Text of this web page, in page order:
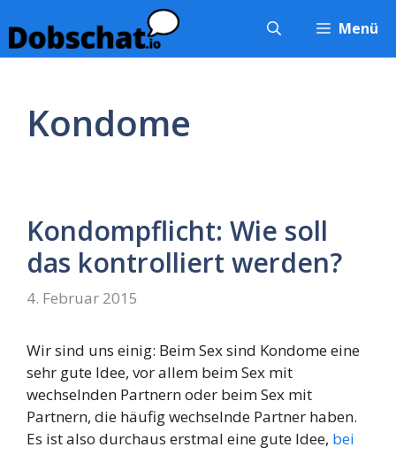
Inhalt
springen
Menü
Kondome
Kondompflicht: Wie soll
das kontrolliert werden?
4. Februar 2015
Wir sind uns einig: Beim Sex sind Kondome eine
sehr gute Idee, vor allem beim Sex mit
wechselnden Partnern oder beim Sex mit
Partnern, die häufig wechselnde Partner haben.
Es ist also durchaus erstmal eine gute Idee, bei